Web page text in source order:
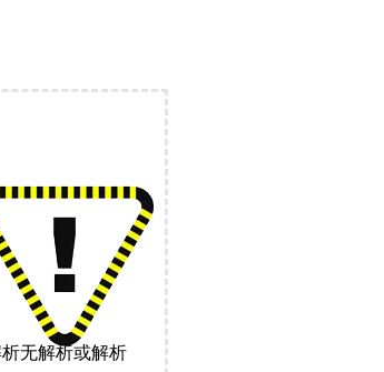
无解析或解析